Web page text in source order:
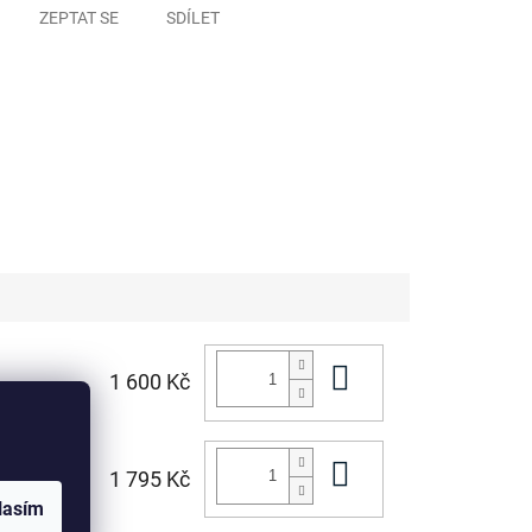
ZEPTAT SE SDÍLET
1 600 Kč
1 795 Kč